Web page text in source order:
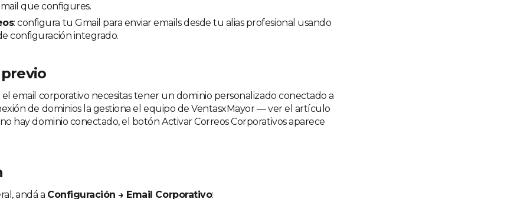
que configures.
: configura tu Gmail para enviar emails desde tu alias profesional usando
configuración integrado.
email corporativo necesitas tener un dominio personalizado conectado a
de dominios la gestiona el equipo de VentasxMayor — ver el artículo
no hay dominio conectado, el botón Activar Correos Corporativos aparece
andá a Configuración → Email Corporativo: